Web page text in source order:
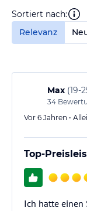
Sortiert nach:
Relevanz
Max (19-
34
Vor 6 Jahren •
Top-
Ich hatte einen